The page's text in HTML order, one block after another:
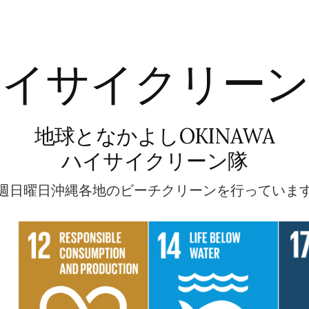
サイクリー
地球となかよしOKINAWA
ハイサイクリーン隊
日曜日沖縄各地のビーチクリーンを行っていま